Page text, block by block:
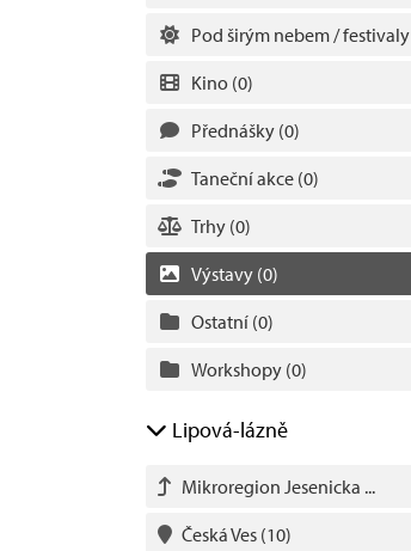
Pod širým nebem / festivaly
Kino (0)
Přednášky (0)
Taneční akce (0)
Trhy (0)
Výstavy (0)
Ostatní (0)
Workshopy (0)
Lipová-lázně
Mikroregion Jesenicka ...
Česká Ves (10)